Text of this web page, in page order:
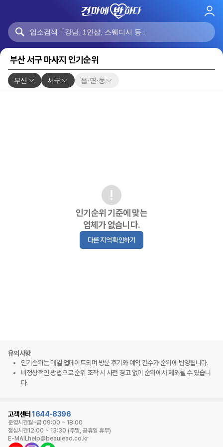
로
부산 서구 마사지 인기순위
부산 서구 읍·면·동
인기순위 기준에 맞는
업체가 없습니다.
다른 지역 확인하기
유의사항
인기순위는 매일 업데이트되며 방문 후기와 예약 건수가 순위에 반영됩니다.
비정상적인 방법으로 순위 조작 시 사전 경고 없이 순위에서 제외될 수 있습니
다.
고객센터 1644-8396
운영시간월~금 09:00 ~ 18:00
점심시간12:00 ~ 13:30 (주말, 공휴일 휴무)
E-MAILhelp@beaulead.co.kr